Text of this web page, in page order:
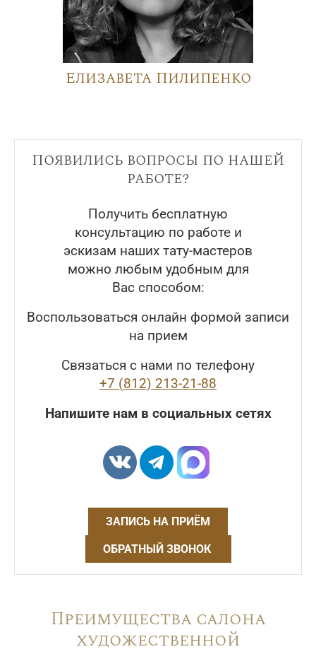
Елизавета Пилипенко
Появились вопросы по нашей
работе?
Получить бесплатную
консультацию по работе и
эскизам наших тату-мастеров
можно любым удобным для
Вас способом:
Воспользоваться онлайн формой записи
на прием
Связаться с нами по телефону
+7 (812) 213-21-88
Напишите нам в социальных сетях
ЗАПИСЬ НА ПРИЁМ
ОБРАТНЫЙ ЗВОНОК
Преимущества салона
художественной